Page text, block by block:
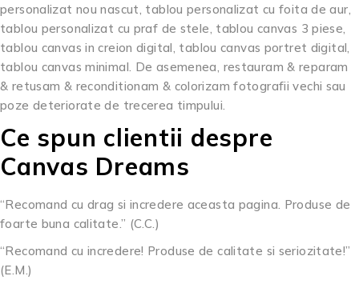
personalizat nou nascut, tablou personalizat cu foita de aur,
tablou personalizat cu praf de stele, tablou canvas 3 piese,
tablou canvas in creion digital, tablou canvas portret digital,
tablou canvas minimal. De asemenea, restauram & reparam
& retusam & reconditionam & colorizam fotografii vechi sau
poze deteriorate de trecerea timpului.
Ce spun clientii despre
Canvas Dreams
“Recomand cu drag si incredere aceasta pagina. Produse de
foarte buna calitate.” (C.C.)
“Recomand cu incredere! Produse de calitate si seriozitate!”
(E.M.)